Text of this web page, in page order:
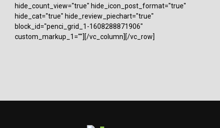
hide_count_view="true" hide_icon_post_format="true"
hide_cat="true" hide_review_piechart="true"
block_id="penci_grid_1-1608288871906"
custom_markup_1=""][/vc_column][/vc_row]